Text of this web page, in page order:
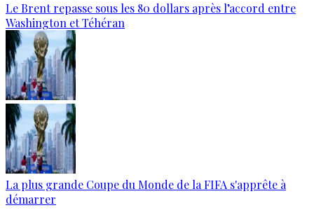
Le Brent repasse sous les 80 dollars après l’accord entre
Washington et Téhéran
La plus grande Coupe du Monde de la FIFA s'apprête à
démarrer